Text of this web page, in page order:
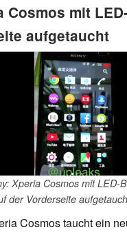
Cosmos mit
aufgetaucht
Xperia Cosmos mit LED-
der Vorderseite
Cosmos taucht ein